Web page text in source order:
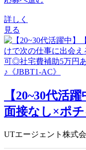
詳しく
見る
【20~30代活
面接なし×ポ
UTエージェント株式